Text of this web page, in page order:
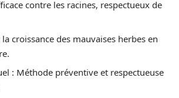
contre les racines, respectueux de
croissance des mauvaises herbes en
: Méthode préventive et respectueuse